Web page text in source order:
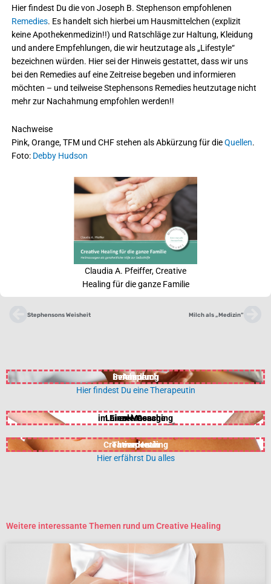
Hier findest Du die von Joseph B. Stephenson empfohlenen
Remedies. Es handelt sich hierbei um Hausmittelchen (explizit
keine Apothekenmedizin!!) und Ratschläge zur Haltung, Kleidung
und andere Empfehlungen, die wir heutzutage als „Lifestyle“
bezeichnen würden. Hier sei der Hinweis gestattet, dass wir uns
bei den Remedies auf eine Zeitreise begeben und informieren
möchten – und teilweise Stephensons Remedies heutzutage nicht
mehr zur Nachahmung empfohlen werden!!
Nachweise
Pink, Orange, TFM und CHF stehen als Abkürzung für dieQuellen.
Foto: Debby Hudson
Claudia A. Pfeiffer, Creative
Healing für die ganze Familie
Zurück
Stephensons Weisheit Milch als „Medizin“
Behandlung
in Anspruch
nehmen
Hier findest Du eine Therapeutin
Laien-Massage
im Einzel-Coaching
erlernen
Creative Healing
Therapeutin
werden
Hier erfährst Du alles
Weitere interessante Themen rund um Creative Healing